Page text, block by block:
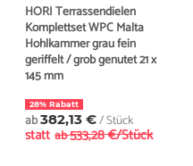
HORI Terrassendielen
Komplettset WPC Malta
Hohlkammer grau fein
geriffelt / grob genutet 21 x
145 mm
28% Rabatt
ab382,13 €/ Stück
statt ab533,28 €/Stück